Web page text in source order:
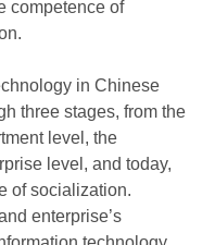
competence of
in Chinese
three stages, from the
level, the
level, and today,
of socialization.
enterprise’s